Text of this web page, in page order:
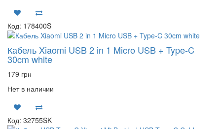
Код: 178400S
Кабель Xiaomi USB 2 in 1 Micro USB + Type-C
30cm white
179 грн
Нет в наличии
Код: 32755SK